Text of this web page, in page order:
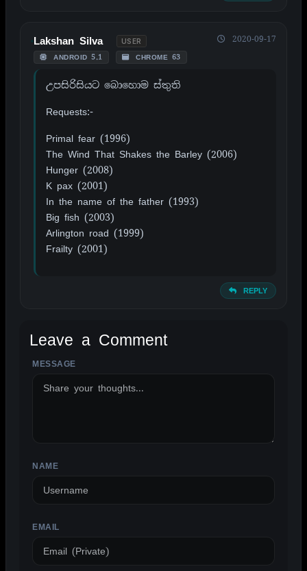
Lakshan Silva USER
ANDROID 5.1 CHROME 63
2020-09-17
උපසිරිසියට බොහොම ස්තුති
Requests:-
Primal fear (1996)
The Wind That Shakes the Barley (2006)
Hunger (2008)
K pax (2001)
In the name of the father (1993)
Big fish (2003)
Arlington road (1999)
Frailty (2001)
REPLY
Leave a Comment
MESSAGE
NAME
EMAIL
ALTERNATIVE: